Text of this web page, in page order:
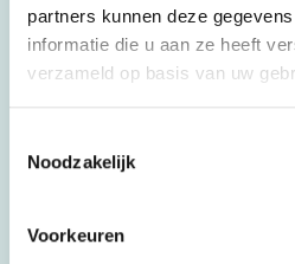
partners kunnen deze
informatie die u aan ze heeft
verzameld op basis van uw
Noodzakelijk
Voorkeuren
Weight
0,100 kg
Brands
Apollo®
Country of Origin